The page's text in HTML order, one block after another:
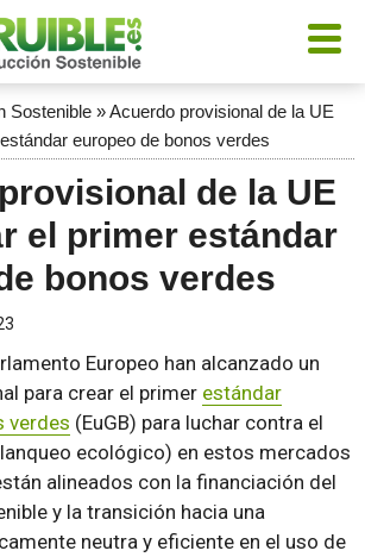
Sostenible»Acuerdo provisional de la UE
europeo de bonos verdes
de la UE
el primer estándar
bonos verdes
Europeo han alcanzado un
para crear el primer estándar
verdes (EuGB) para luchar contra el
ecológico) en estos mercados
alineados con la financiación del
y la transición hacia una
neutra y eficiente en el uso de